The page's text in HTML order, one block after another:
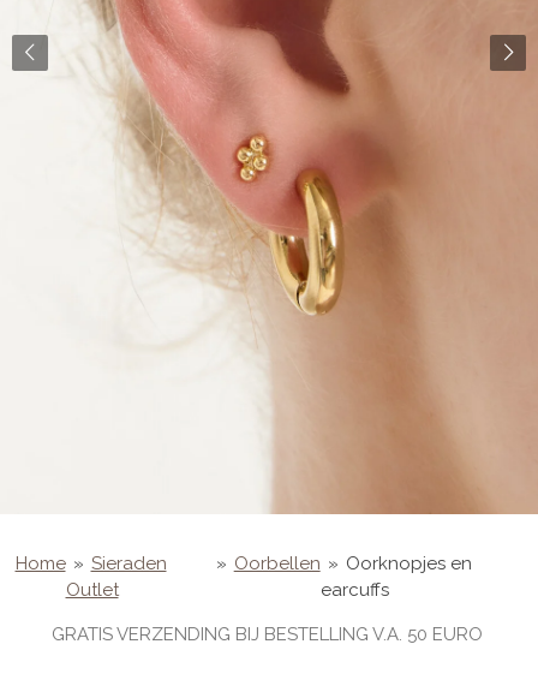
Home » Sieraden
Outlet
» Oorbellen » Oorknopjes en
earcuffs
GRATIS VERZENDING BIJ BESTELLING V.A. 50 EURO